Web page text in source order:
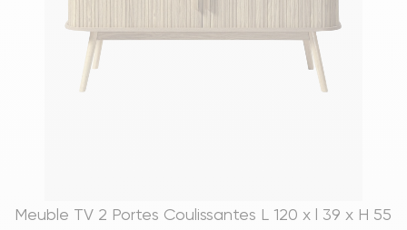
Meuble TV 2 Portes Coulissantes L 120 x l 39 x H 55